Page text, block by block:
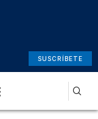
SUSCRÍBETE